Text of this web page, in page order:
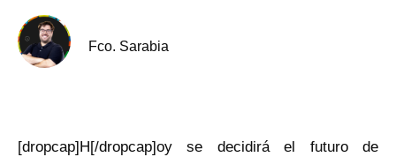
Fco. Sarabia
[dropcap]H[/dropcap]oy se decidirá el futuro de